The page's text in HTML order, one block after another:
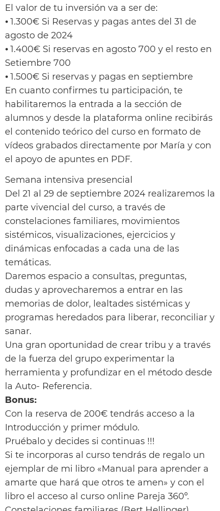
El valor de tu inversión va a ser de:
⦁ 1.300€ Si Reservas y pagas antes del 31 de
agosto de 2024
⦁ 1.400€ Si reservas en agosto 700 y el resto en
Setiembre 700
⦁ 1.500€ Si reservas y pagas en septiembre
En cuanto confirmes tu participación, te
habilitaremos la entrada a la sección de
alumnos y desde la plataforma online recibirás
el contenido teórico del curso en formato de
vídeos grabados directamente por María y con
el apoyo de apuntes en PDF.
Semana intensiva presencial
Del 21 al 29 de septiembre 2024 realizaremos la
parte vivencial del curso, a través de
constelaciones familiares, movimientos
sistémicos, visualizaciones, ejercicios y
dinámicas enfocadas a cada una de las
temáticas.
Daremos espacio a consultas, preguntas,
dudas y aprovecharemos a entrar en las
memorias de dolor, lealtades sistémicas y
programas heredados para liberar, reconciliar y
sanar.
Una gran oportunidad de crear tribu y a través
de la fuerza del grupo experimentar la
herramienta y profundizar en el método desde
la Auto- Referencia.
Bonus:
Con la reserva de 200€ tendrás acceso a la
Introducción y primer módulo.
Pruébalo y decides si continuas !!!
Si te incorporas al curso tendrás de regalo un
ejemplar de mi libro «Manual para aprender a
amarte que hará que otros te amen» y con el
libro el acceso al curso online Pareja 360º.